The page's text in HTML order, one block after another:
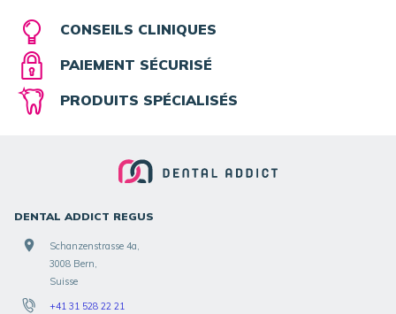
CONSEILS CLINIQUES
PAIEMENT SÉCURISÉ
PRODUITS SPÉCIALISÉS
DENTAL ADDICT REGUS
Schanzenstrasse 4a,
3008 Bern,
Suisse
+41 31 528 22 21